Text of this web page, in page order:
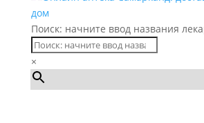
Поиск: начните ввод названия
×